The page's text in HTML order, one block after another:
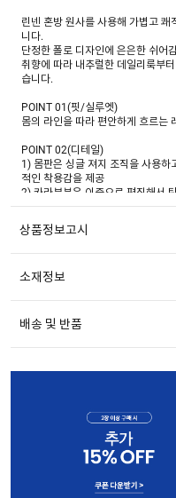
린넨 혼방 원사를 사용해 가볍고
니다.
단정한 폴로 디자인에 은은한 쉬어
취향에 따라 내추럴한 데일리룩부
습니다.
POINT 01(핏/실루엣)
몸의 라인을 따라 편안하게 흐르는
POINT 02(디테일)
1) 몸판은 싱글 져지 조직을 사용하
적인 착용감을 제공
2) 카라부분은 이중으로 편직해서
3) 리얼 자개 단추를 사용해 고급스
POINT 03(소재)
2) 기계 세탁이 가능한 워셔블 소재
상품정보고시
소재정보
배송 및 반품